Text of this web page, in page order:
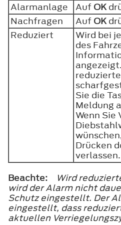
Alarmanlage
Auf OK
Nachfragen
Auf OK
Reduziert
Wird bei
des
Sie die
Meldung
Wenn Sie
Drücken
verlassen.
Beachte:
Wird
wird der Alarm nicht
Schutz eingestellt. Der
eingestellt, dass
aktuellen